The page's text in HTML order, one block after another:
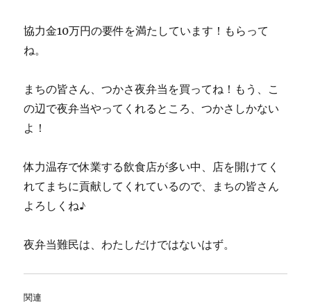
協力金10万円の要件を満たしています！もらって
ね。
まちの皆さん、つかさ夜弁当を買ってね！もう、こ
の辺で夜弁当やってくれるところ、つかさしかない
よ！
体力温存で休業する飲食店が多い中、店を開けてく
れてまちに貢献してくれているので、まちの皆さん
よろしくね♪
夜弁当難民は、わたしだけではないはず。
関連